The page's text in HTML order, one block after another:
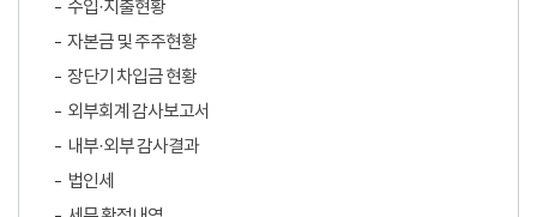
수입·지출현황
자본금 및 주주현황
장단기 차입금 현황
외부회계 감사보고서
내부·외부 감사결과
법인세